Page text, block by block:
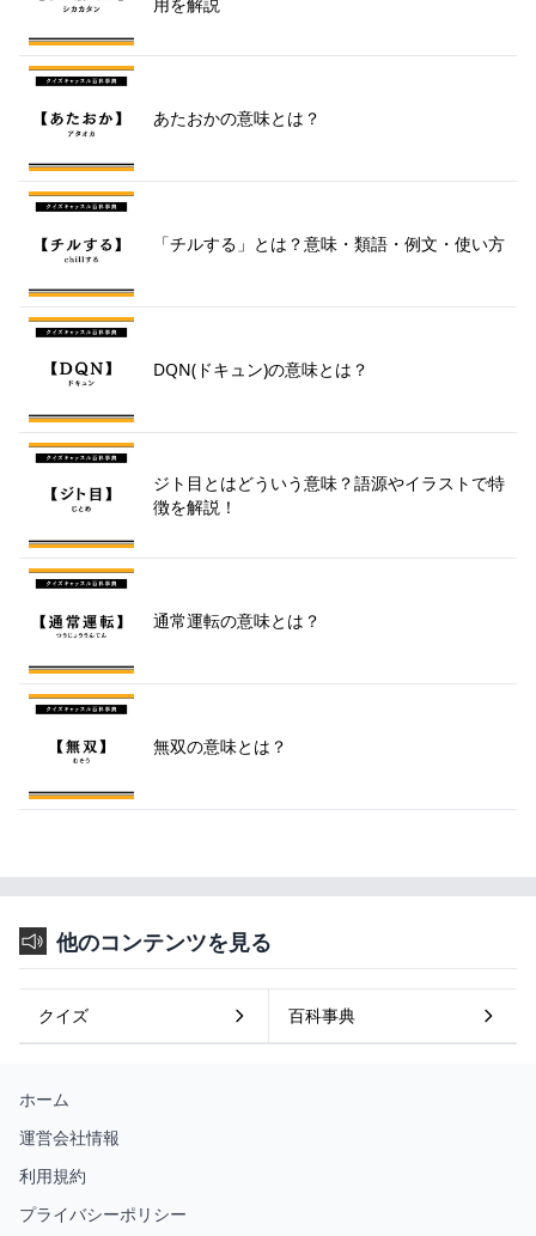
あたおかの意味とは？
「チルする」とは？意味・類語・例文・使い方
DQN(ドキュン)の意味とは？
ジト目とはどういう意味？語源やイラストで特
徴を解説！
通常運転の意味とは？
無双の意味とは？
他のコンテンツを見る
クイズ 百科事典
ホーム
運営会社情報
利用規約
プライバシーポリシー